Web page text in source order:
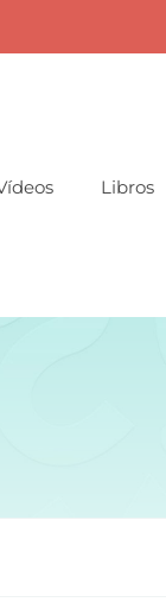
Libros